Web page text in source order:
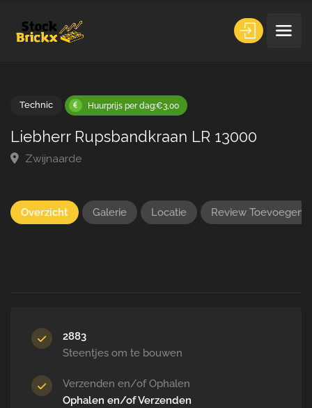
Huurprijs per dag:€3,00
Liebherr Rupsbandkraan LR 13000
Overzicht Galerie Locatie Review Toevoegen
2883
Steentjes om te bouwen
Verzenden en/of Ophalen
Ophalen en/of Verzenden